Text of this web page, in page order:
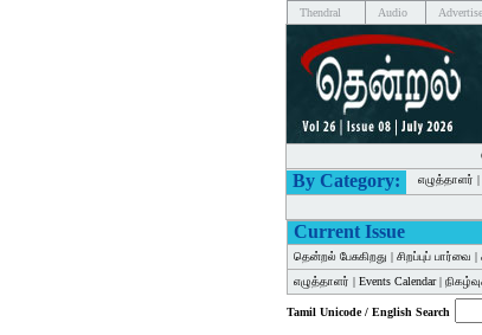
Thendral Audio Advertise
By Category: எழுத்தாளர் |
Current Issue
தென்றல் பேசுகிறது | சிறப்புப் பார்வை |
எழுத்தாளர் | Events Calendar|
Tamil Unicode / English Search